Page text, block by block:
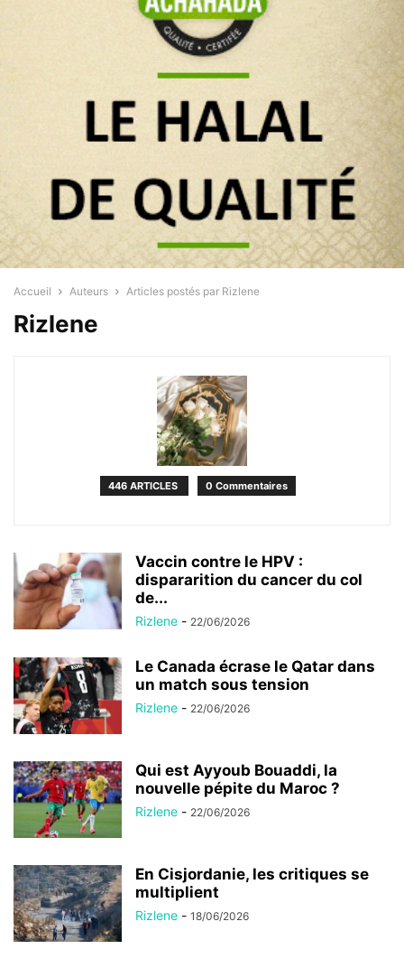
Accueil Auteurs Articles postés par Rizlene
Rizlene
446 ARTICLES 0 Commentaires
Vaccin contre le HPV :
dispararition du cancer du col
de...
Rizlene - 22/06/2026
Le Canada écrase le Qatar dans
un match sous tension
Rizlene - 22/06/2026
Qui est Ayyoub Bouaddi, la
nouvelle pépite du Maroc ?
Rizlene - 22/06/2026
En Cisjordanie, les critiques se
multiplient
Rizlene - 18/06/2026